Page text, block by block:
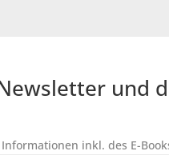
und
inkl. des E-